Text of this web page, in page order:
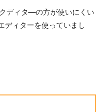
ディタ―の方が使いにくい
ディターを使っていまし